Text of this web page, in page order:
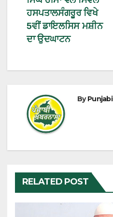
ਹਸਪਤਾਲਸੰਗਰੂਰ ਵਿਖੇ
5ਵੀਂ ਡਾਇਲਸਿਸ ਮਸ਼ੀਨ
ਦਾ ਉਦਘਾਟਨ
By
RELATED POST